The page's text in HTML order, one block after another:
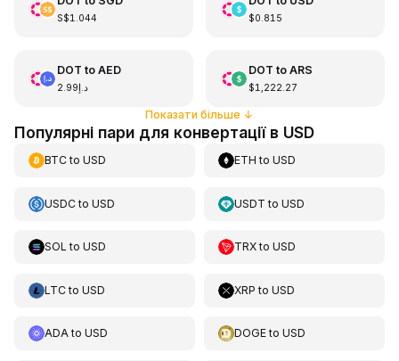
S$1.044 $0.815
DOT to AED
د.إ2.99
DOT to ARS
$1,222.27
Показати більше ↓
Популярні пари для конвертації в USD
BTCto USD ETH toUSD
USDCto USD USDT toUSD
SOL to USD TRXtoUSD
LTCto USD XRP toUSD
ADAto USD DOGEtoUSD